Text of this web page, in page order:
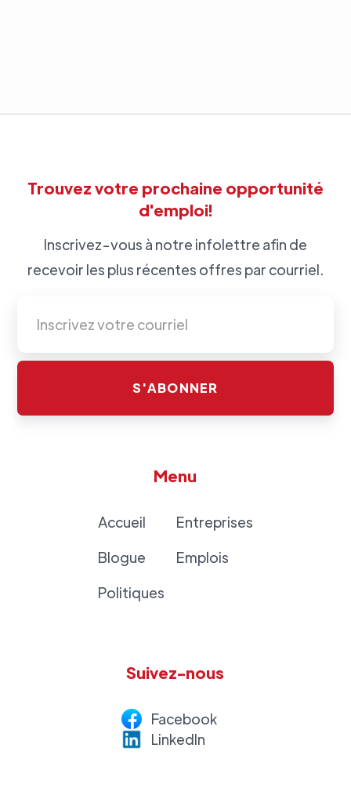
Trouvez votre prochaine opportunité
d'emploi!
Inscrivez-vous à notre infolettre afin de
recevoir les plus récentes offres par courriel.
Menu
Accueil
Blogue
Politiques
Entreprises
Emplois
Suivez-nous
Facebook
LinkedIn